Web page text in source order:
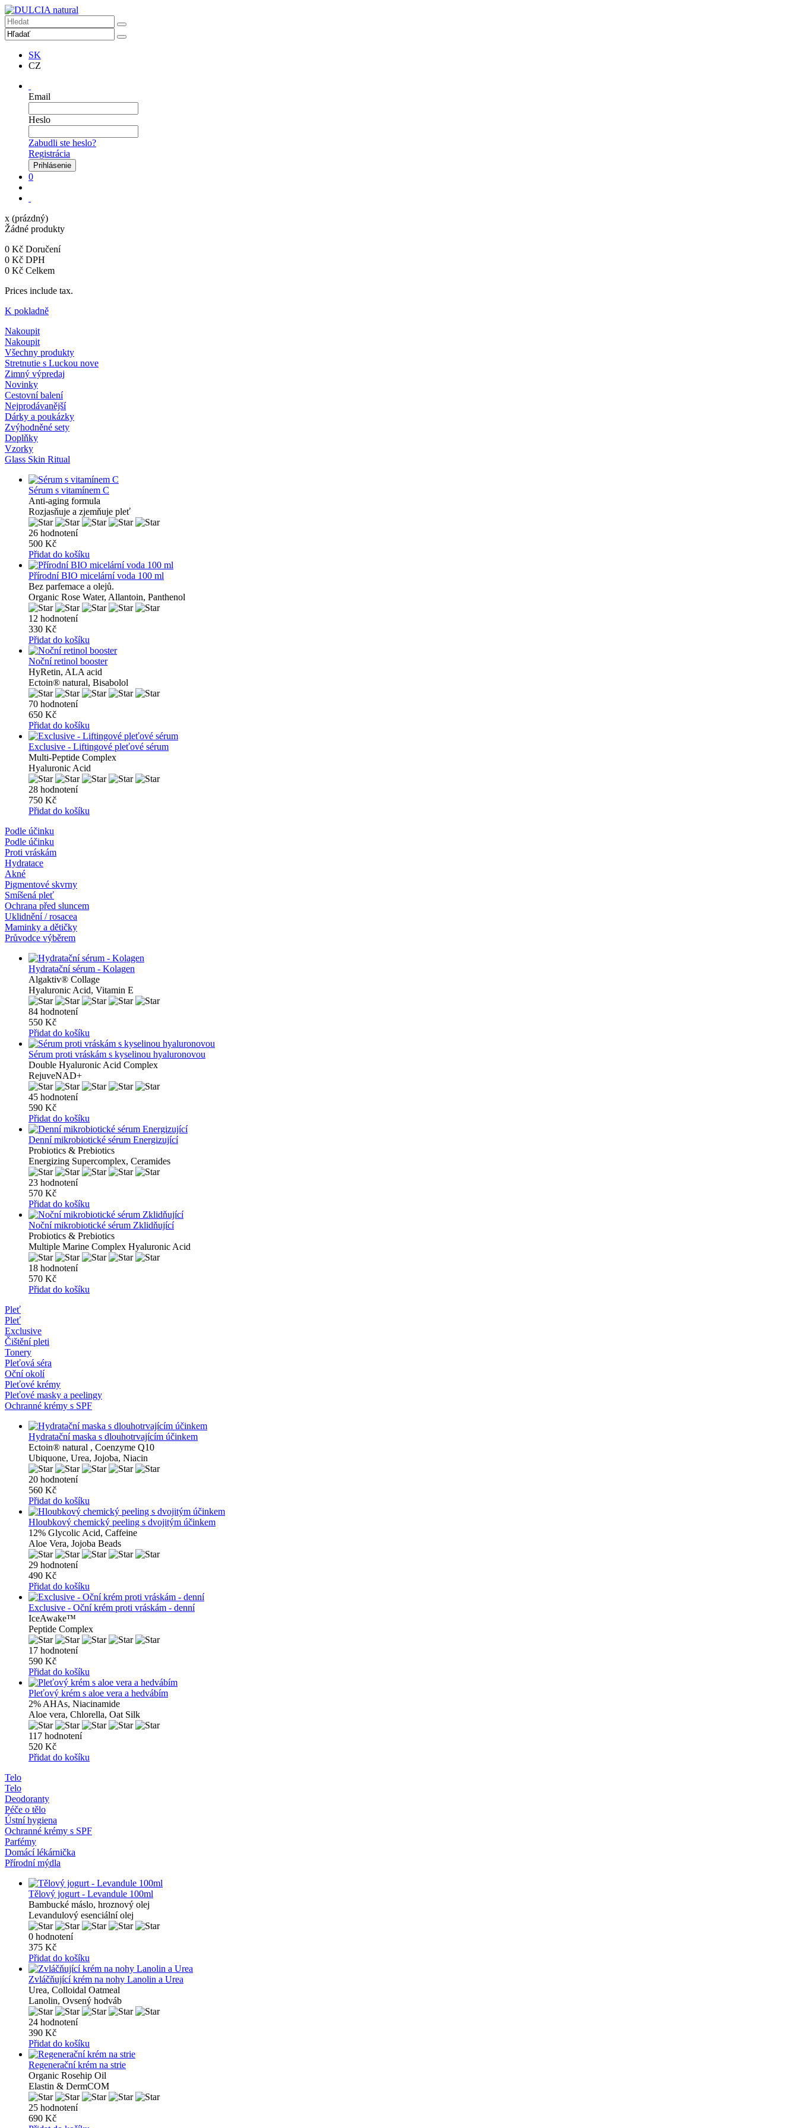
SK
CZ
Email
Heslo
Zabudli ste heslo?
Registrácia
0
x (prázdný)
Žádné produkty
0 Kč Doručení
0 Kč DPH
0 Kč Celkem
Prices include tax.
K pokladně
Nakoupit
Nakoupit
Všechny produkty
Stretnutie s Luckou nove
Zimný výpredaj
Novinky
Cestovní balení
Nejprodávanější
Dárky a poukázky
Zvýhodněné sety
Doplňky
Vzorky
Glass Skin Ritual
Sérum s vitamínem C
Anti-aging formula
Rozjasňuje a zjemňuje pleť
26 hodnotení
500 Kč
Přidat do košíku
Přírodní BIO micelární voda 100 ml
Bez parfemace a olejů.
Organic Rose Water, Allantoin, Panthenol
12 hodnotení
330 Kč
Přidat do košíku
Noční retinol booster
HyRetin, ALA acid
Ectoin® natural, Bisabolol
70 hodnotení
650 Kč
Přidat do košíku
Exclusive - Liftingové pleťové sérum
Multi-Peptide Complex
Hyaluronic Acid
28 hodnotení
750 Kč
Přidat do košíku
Podle účinku
Podle účinku
Proti vráskám
Hydratace
Akné
Pigmentové skvrny
Smíšená pleť
Ochrana před sluncem
Uklidnění / rosacea
Maminky a dětičky
Průvodce výběrem
Hydratační sérum - Kolagen
Algaktiv® Collage
Hyaluronic Acid, Vitamin E
84 hodnotení
550 Kč
Přidat do košíku
Sérum proti vráskám s kyselinou hyaluronovou
Double Hyaluronic Acid Complex
RejuveNAD+
45 hodnotení
590 Kč
Přidat do košíku
Denní mikrobiotické sérum Energizující
Probiotics & Prebiotics
Energizing Supercomplex, Ceramides
23 hodnotení
570 Kč
Přidat do košíku
Noční mikrobiotické sérum Zklidňující
Probiotics & Prebiotics
Multiple Marine Complex Hyaluronic Acid
18 hodnotení
570 Kč
Přidat do košíku
Pleť
Pleť
Exclusive
Čištění pleti
Tonery
Pleťová séra
Oční okolí
Pleťové krémy
Pleťové masky a peelingy
Ochranné krémy s SPF
Hydratační maska ​​s dlouhotrvajícím účinkem
Ectoin® natural , Coenzyme Q10
Ubiquone, Urea, Jojoba, Niacin
20 hodnotení
560 Kč
Přidat do košíku
Hloubkový chemický peeling s dvojitým účinkem
12% Glycolic Acid, Caffeine
Aloe Vera, Jojoba Beads
29 hodnotení
490 Kč
Přidat do košíku
Exclusive - Oční krém proti vráskám - denní
IceAwake™
Peptide Complex
17 hodnotení
590 Kč
Přidat do košíku
Pleťový krém s aloe vera a hedvábím
2% AHAs, Niacinamide
Aloe vera, Chlorella, Oat Silk
117 hodnotení
520 Kč
Přidat do košíku
Telo
Telo
Deodoranty
Péče o tělo
Ústní hygiena
Ochranné krémy s SPF
Parfémy
Domácí lékárnička
Přírodní mýdla
Tělový jogurt - Levandule 100ml
Bambucké máslo, hroznový olej
Levandulový esenciální olej
0 hodnotení
375 Kč
Přidat do košíku
Zvláčňující krém na nohy Lanolin a Urea
Urea, Colloidal Oatmeal
Lanolin, Ovsený hodváb
24 hodnotení
390 Kč
Přidat do košíku
Regenerační krém na strie
Organic Rosehip Oil
Elastin & DermCOM
25 hodnotení
690 Kč